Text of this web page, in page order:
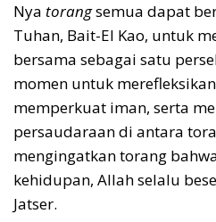
Nya torangsemua dapat
Tuhan, Bait-El Kao, untuk
bersama sebagai satu
momen untuk
memperkuat iman, serta
persaudaraan di antara
mengingatkan torang
kehidupan, Allah selalu
Jatser.